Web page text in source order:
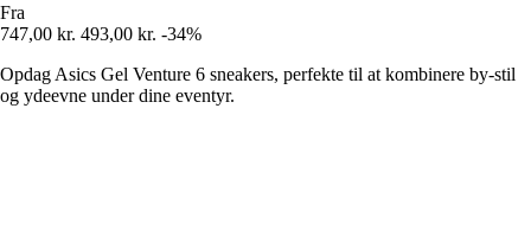
Fra
747,00 kr. 493,00 kr. -34%
Opdag Asics Gel Venture 6 sneakers, perfekte til at kombinere by-stil
og ydeevne under dine eventyr.